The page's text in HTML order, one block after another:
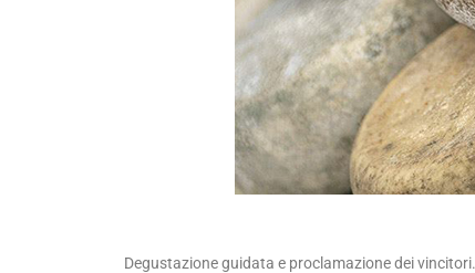
Degustazione guidata e proclamazione dei vincitori.